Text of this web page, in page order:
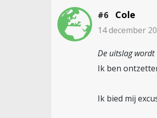
#6 Cole
14 december
De uitslag
Ik ben
Ik bied mij